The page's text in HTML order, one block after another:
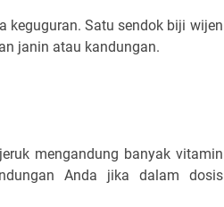
keguguran. Satu sendok biji wijen
janin atau kandungan.
mengandung banyak vitamin
Anda jika dalam dosis